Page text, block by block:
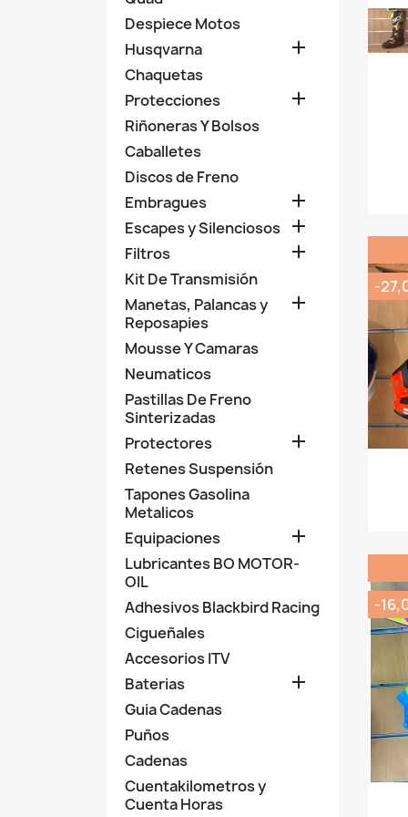
Despiece Motos
Husqvarna

Chaquetas
Protecciones

Riñoneras Y Bolsos
Caballetes
Discos de Freno
Embragues

Escapes y Silenciosos 
Filtros 
Kit De Transmisión
Manetas, Palancas y
Reposapies

Mousse Y Camaras
Neumaticos
Pastillas De Freno
Sinterizadas
Protectores

Retenes Suspensión
Tapones Gasolina
Metalicos
Equipaciones

Lubricantes BO MOTOR-
OIL
Adhesivos Blackbird Racing
Cigueñales
Accesorios ITV
Baterias

Guia Cadenas
Puños
Cadenas
Cuentakilometros y
Cuenta Horas
-
-